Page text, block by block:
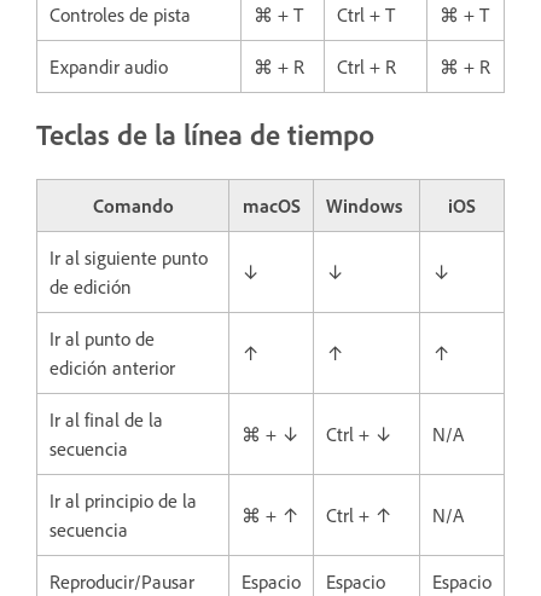
Controles de pista ⌘ + T Ctrl + T ⌘ + T
Expandir audio ⌘ + R Ctrl + R ⌘ + R
Teclas de la línea de tiempo
Comando macOS Windows iOS
Ir al siguiente punto
de edición
↓ ↓ ↓
Ir al punto de
edición anterior
↑ ↑ ↑
Ir al final de la
secuencia
⌘ + ↓ Ctrl + ↓ N/A
Ir al principio de la
secuencia
⌘ + ↑ Ctrl + ↑ N/A
Reproducir/Pausar Espacio Espacio Espacio